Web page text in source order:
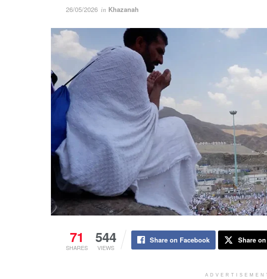
26/05/2026 in Khazanah
71
SHARES
544
VIEWS
Share on Facebook Share